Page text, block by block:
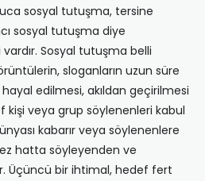
sosyal tutuşma, tersine
sosyal tutuşma diye
vardır. Sosyal tutuşma belli
sloganların uzun süre
hayal edilmesi, akıldan geçirilmesi
kişi veya grup söylenenleri kabul
kabarır veya söylenenlere
hatta söyleyenden ve
Üçüncü bir ihtimal, hedef fert